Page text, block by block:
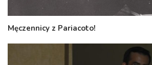
Męczennicy z Pariacoto!